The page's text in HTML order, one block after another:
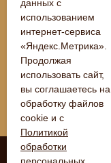
« Назад
данных с
использованием
интернет-сервиса
«Яндекс.Метрика».
Продолжая
использовать сайт,
вы соглашаетесь на
обработку файлов
cookie и с
Политикой
обработки